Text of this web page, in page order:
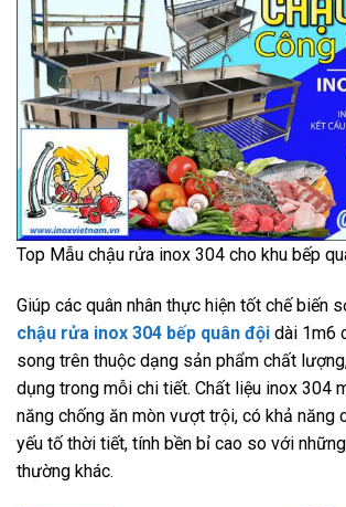
Top Mẫu chậu rửa inox 304 cho khu bếp
Giúp các quân nhân thực hiện tốt chế biến
chậu rửa inox 304 bếp quân đội dài 1m6
song trên thuộc dạng sản phẩm chất
dụng trong mỗi chi tiết. Chất liệu inox 304
năng chống ăn mòn vượt trội, có khả năng
yếu tố thời tiết, tính bền bỉ cao so với
thường khác.